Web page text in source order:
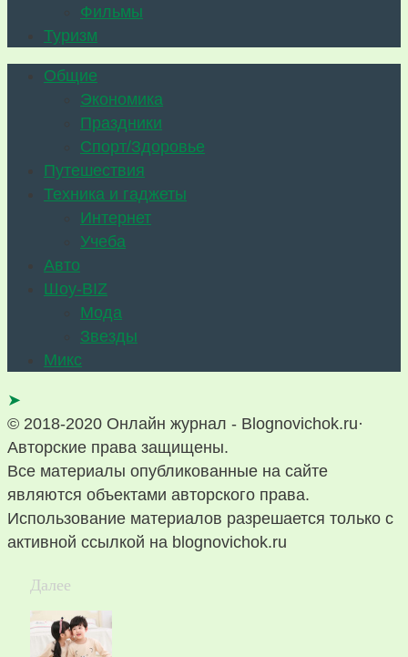
Фильмы
Туризм
Общие
Экономика
Праздники
Спорт/Здоровье
Путешествия
Техника и гаджеты
Интернет
Учеба
Авто
Шоу-BIZ
Мода
Звезды
Микс
➤
© 2018-2020 Онлайн журнал - Blognovichok.ru·
Авторские права защищены.
Все материалы опубликованные на сайте
являются объектами авторского права.
Использование материалов разрешается только с
активной ссылкой на blognovichok.ru
Далее